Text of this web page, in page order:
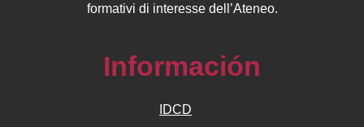
formativi di interesse dell’Ateneo.
Información
IDCD